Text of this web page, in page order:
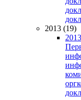
2013 (19)